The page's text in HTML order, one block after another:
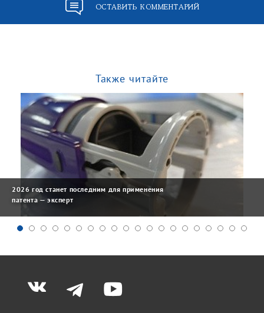
ОСТАВИТЬ КОММЕНТАРИЙ
Также читайте
2026 год станет последним для применения
патента — эксперт